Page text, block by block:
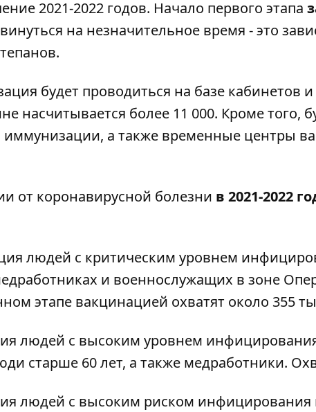
2021-2022 годов. Начало первого этапа
на незначительное время - это
будет проводиться на базе кабинетов
насчитывается более 11 000. Кроме того,
а также временные центры
от коронавирусной болезни в 2021-2022
людей с критическим уровнем
и военнослужащих в зоне
этапе вакцинацией охватят около 355
людей с высоким уровнем
старше 60 лет, а также медработники.
людей с высоким риском инфицирования